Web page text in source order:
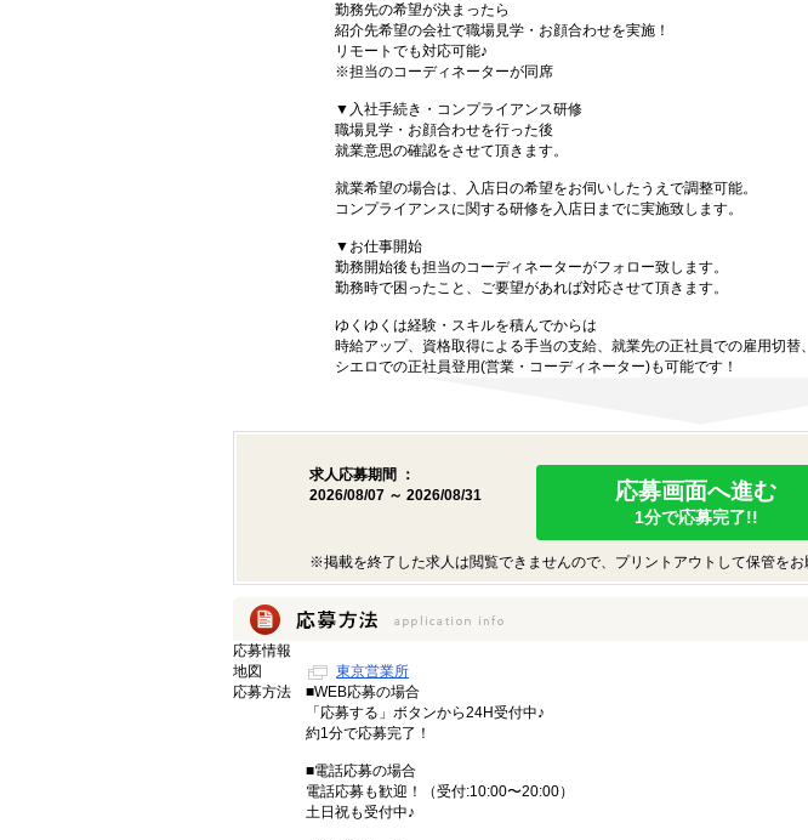
勤務先の希望が決まったら
紹介先希望の会社で職場見学・お顔合わせを実施！
リモートでも対応可能♪
※担当のコーディネーターが同席
▼入社手続き・コンプライアンス研修
職場見学・お顔合わせを行った後
就業意思の確認をさせて頂きます。
就業希望の場合は、入店日の希望をお伺いしたうえで調整可能。
コンプライアンスに関する研修を入店日までに実施致します。
▼お仕事開始
勤務開始後も担当のコーディネーターがフォロー致します。
勤務時で困ったこと、ご要望があれば対応させて頂きます。
ゆくゆくは経験・スキルを積んでからは
時給アップ、資格取得による手当の支給、就業先の正社員での雇用切替、
シエロでの正社員登用(営業・コーディネーター)も可能です！
求人応募期間 ：
2026/08/07 ～ 2026/08/31
応募画面へ進む
1分で応募完了!!
※掲載を終了した求人は閲覧できませんので、プリントアウトして保管をお
応募情報
地図
東京営業所
応募方法
■WEB応募の場合
「応募する」ボタンから24H受付中♪
約1分で応募完了！
■電話応募の場合
電話応募も歓迎！（受付:10:00〜20:00）
土日祝も受付中♪